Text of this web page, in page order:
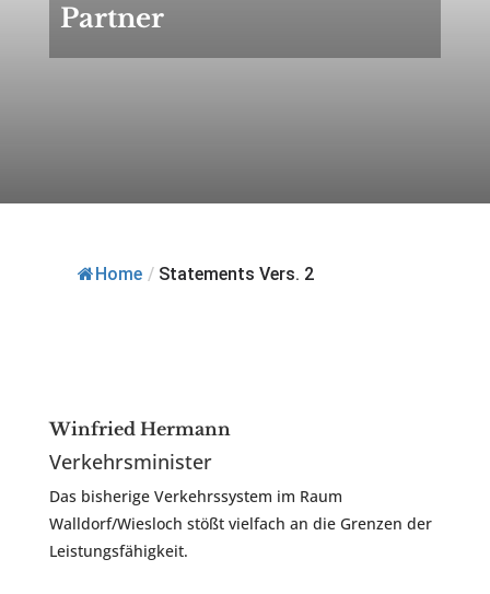
Partner
Home / Statements Vers. 2
Winfried Hermann
Verkehrsminister
Das bisherige Verkehrssystem im Raum
Walldorf/Wiesloch stößt vielfach an die Grenzen der
Leistungsfähigkeit.